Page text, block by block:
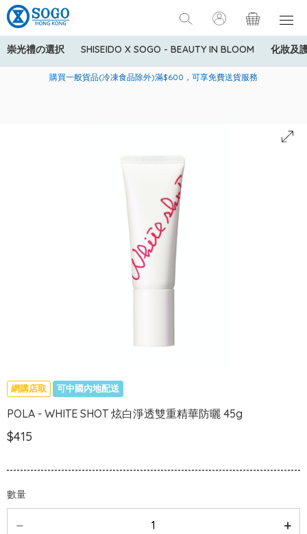
崇光禮の選択 SHISEIDO X SOGO - BEAUTY IN BLOOM 化妝及
美國運通Explorer®信用卡會員購物禮遇：高達5%簽賬回贈！
購買一般貨品(冷凍食品除外)滿$600，可享免費送貨服務
寄送中國內地服務只適用於指定商品，若訂單金額少於HK$600(折
網購店取 可中國內地配送
POLA - WHITE SHOT 炫白淨透雙重精華防曬 45g
$415
數量